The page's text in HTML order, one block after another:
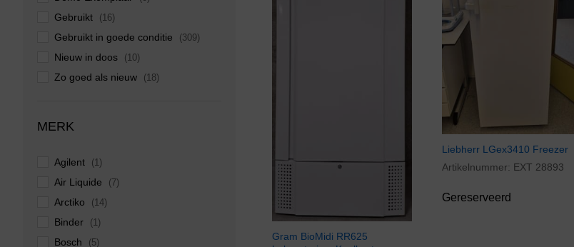
Gram BioMidi RR625
Liebherr LGex3410 Freezer
Artikelnummer: EXT 28893
Gereserveerd
Gebruikt (16)
Gebruikt in goede conditie (309)
Nieuw in doos (10)
Zo goed als nieuw (18)
MERK
Agilent (1)
Air Liquide (7)
Arctiko (14)
Binder (1)
Bosch (5)